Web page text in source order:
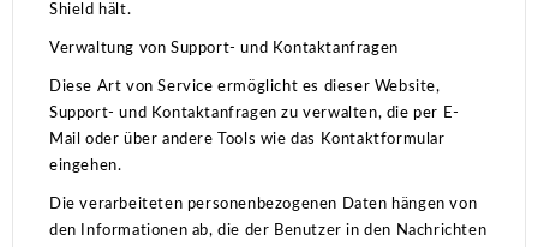
Shield hält.
Verwaltung von Support- und Kontaktanfragen
Diese Art von Service ermöglicht es dieser Website,
Support- und Kontaktanfragen zu verwalten, die per E-
Mail oder über andere Tools wie das Kontaktformular
eingehen.
Die verarbeiteten personenbezogenen Daten hängen von
den Informationen ab, die der Benutzer in den Nachrichten